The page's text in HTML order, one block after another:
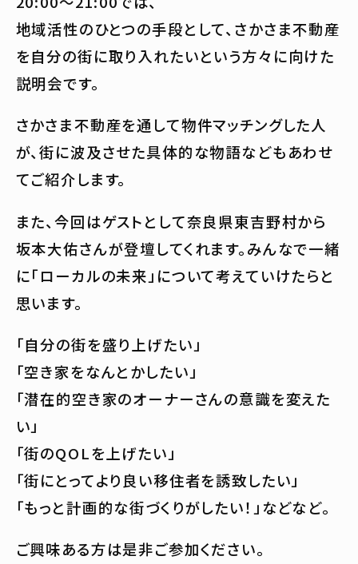
地域活性のひとつの手段として、さかさま不動産
を自分の街に取り入れたいという方々に向けた
説明会です。
さかさま不動産を通して物件マッチングした人
が、街に波及させた具体的な物語などもあわせ
てご紹介します。
また、今回はゲストとして奈良県東吉野村から
坂本大佑さんが登壇してくれます。みんなで一緒
に「ローカルの未来」について考えていけたらと
思います。
「自分の街を盛り上げたい」
「空き家をなんとかしたい」
「潜在的空き家のオーナーさんの意識を変えた
い」
「街のQOLを上げたい」
「街にとってより良い移住者を誘致したい」
「もっと計画的な街づくりがしたい！」などなど。
ご興味ある方は是非ご参加ください。